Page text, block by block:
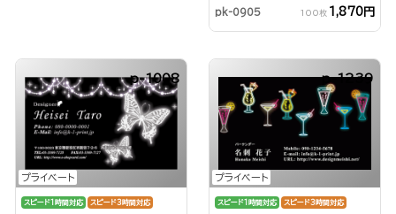
pk-0905 100枚 1,870円
プライベート
p-1008
スピード1時間対応 スピード3時間対応
プライベート
p-1239
スピード1時間対応 スピード3時間対応